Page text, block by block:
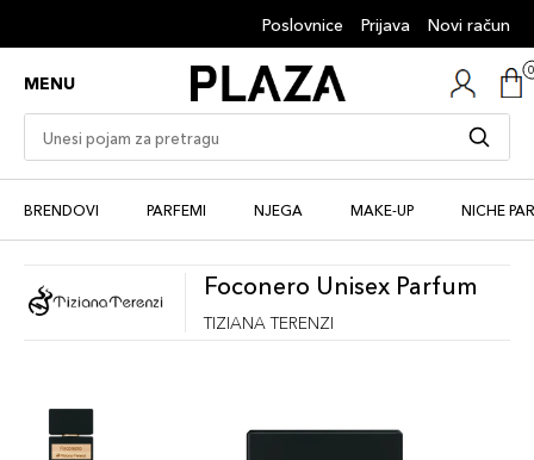
Poslovnice Prijava Novi račun
MENU
BRENDOVI PARFEMI NJEGA MAKE-UP NICHE
Foconero Unisex Parfum
TIZIANA TERENZI